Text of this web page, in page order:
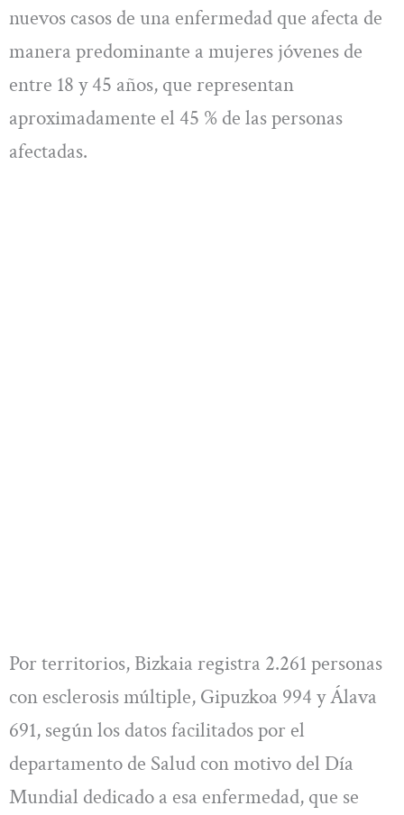
nuevos casos de una enfermedad que afecta de
manera predominante a mujeres jóvenes de
entre 18 y 45 años, que representan
aproximadamente el 45 % de las personas
afectadas.
Por territorios, Bizkaia registra 2.261 personas
con esclerosis múltiple, Gipuzkoa 994 y Álava
691, según los datos facilitados por el
departamento de Salud con motivo del Día
Mundial dedicado a esa enfermedad, que se